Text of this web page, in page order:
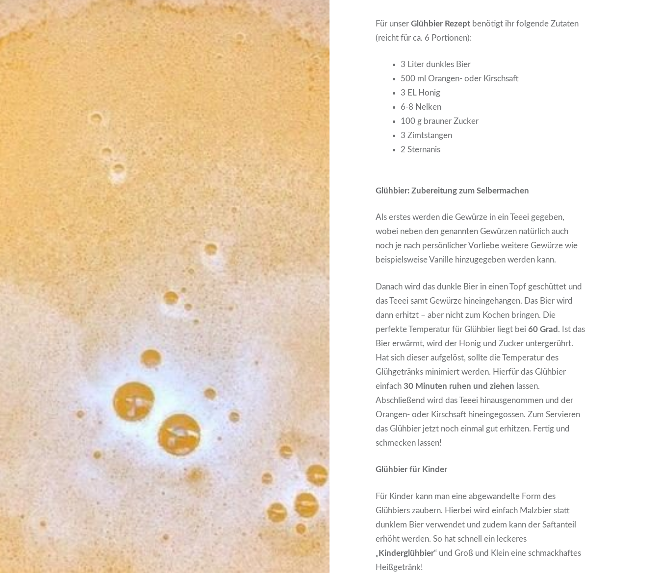
Für unserGlühbier Rezept benötigt ihr folgende Zutaten
(reicht für ca. 6 Portionen):
3 Liter dunkles Bier
500 ml Orangen- oder Kirschsaft
3 EL Honig
6-8 Nelken
100 g brauner Zucker
3 Zimtstangen
2 Sternanis
Glühbier: Zubereitung zum Selbermachen
Als erstes werden die Gewürze in ein Teeei gegeben,
wobei neben den genannten Gewürzen natürlich auch
noch je nach persönlicher Vorliebe weitere Gewürze wie
beispielsweise Vanille hinzugegeben werden kann.
Danach wird das dunkle Bier in einen Topf geschüttet und
das Teeei samt Gewürze hineingehangen. Das Bier wird
dann erhitzt – aber nicht zum Kochen bringen. Die
perfekte Temperatur für Glühbier liegt bei60 Grad . Ist das
Bier erwärmt, wird der Honig und Zucker untergerührt.
Hat sich dieser aufgelöst, sollte die Temperatur des
Glühgetränks minimiert werden. Hierfür das Glühbier
einfach30 Minuten ruhen und ziehen lassen.
Abschließend wird das Teeei hinausgenommen und der
Orangen- oder Kirschsaft hineingegossen. Zum Servieren
das Glühbier jetzt noch einmal gut erhitzen. Fertig und
schmecken lassen!
Glühbier für Kinder
Für Kinder kann man eine abgewandelte Form des
Glühbiers zaubern. Hierbei wird einfach Malzbier statt
dunklem Bier verwendet und zudem kann der Saftanteil
erhöht werden. So hat schnell ein leckeres
„ Kinderglühbier“ und Groß und Klein eine schmackhaftes
Heißgetränk!